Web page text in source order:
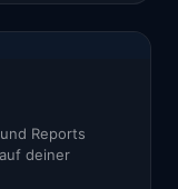
Reports
deiner